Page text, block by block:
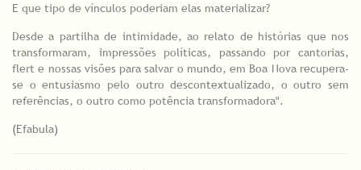
E que tipo de vínculos poderiam elas materializar?
Desde a partilha de intimidade, ao relato de histórias que nos
transformaram, impressões políticas, passando por cantorias,
flert e nossas visões para salvar o mundo, em Boa Nova recupera-
se o entusiasmo pelo outro descontextualizado, o outro sem
referências, o outro como potência transformadora".
(Efabula)